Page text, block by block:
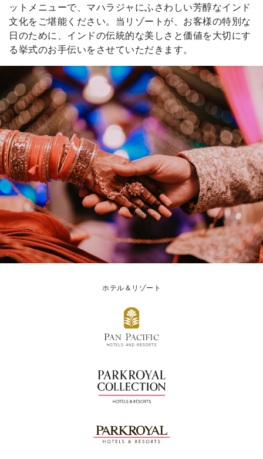
ットメニューで、マハラジャにふさわしい芳醇なインド
文化をご堪能ください。当リゾートが、お客様の特別な
日のために、インドの伝統的な美しさと価値を大切にす
る挙式のお手伝いをさせていただきます。
ホテル＆リゾート